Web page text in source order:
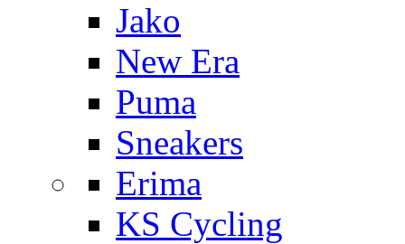
Jako
New Era
Puma
Sneakers
Erima
KS Cycling